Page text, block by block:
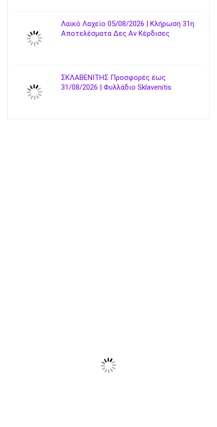
Λαϊκό Λαχείο 05/08/2026 | Κλήρωση 31η
Αποτελέσματα Δες Αν Κέρδισες
ΣΚΛΑΒΕΝΙΤΗΣ Προσφορές έως
31/08/2026 | Φυλλάδιο Sklavenitis